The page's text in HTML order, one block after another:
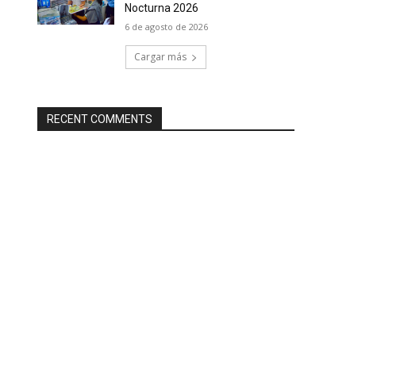
Nocturna 2026
6 de agosto de 2026
Cargar más
RECENT COMMENTS